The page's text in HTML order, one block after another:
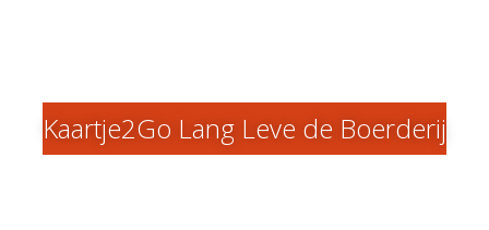
Kaartje2Go Lang Leve de Boerderij